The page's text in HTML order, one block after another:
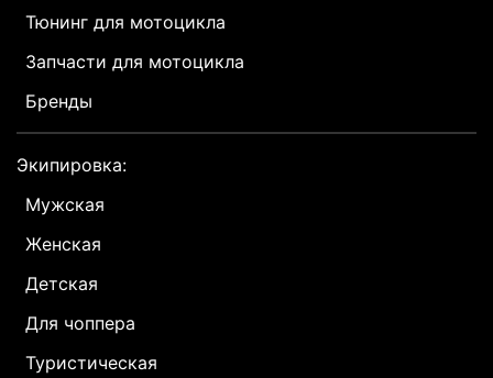
Тюнинг для мотоцикла
Запчасти для мотоцикла
Бренды
Экипировка:
Мужская
Женская
Детская
Для чоппера
Туристическая